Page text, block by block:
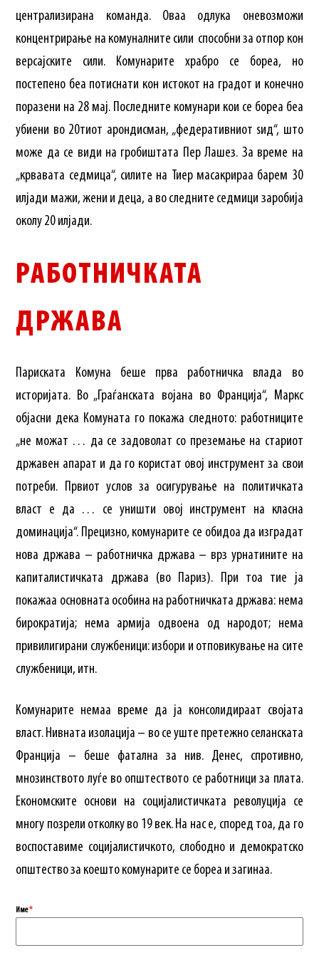
централизирана команда. Оваа одлука оневозможи
концентрирање на комуналните сили способни за отпор кон
версајските сили. Комунарите храбро се бореа, но
постепено беа потиснати кон истокот на градот и конечно
поразени на 28 мај. Последните комунари кои се бореа беа
убиени во 20тиот арондисман, „федеративниот ѕид“, што
може да се види на гробиштата Пер Лашез. За време на
„крвавата седмица“, силите на Тиер масакрираа барем 30
илјади мажи, жени и деца, а во следните седмици заробија
околу 20 илјади.
РАБОТНИЧКАТА
ДРЖАВА
Париската Комуна беше прва работничка влада во
историјата. Во „Граѓанската војана во Франција“, Маркс
објасни дека Комуната го покажа следното: работниците
„не можат … да се задоволат со преземање на стариот
државен апарат и да го користат овој инструмент за свои
потреби. Првиот услов за осигурување на политичката
власт е да … се уништи овој инструмент на класна
доминација“. Прецизно, комунарите се обидоа да изградат
нова држава – работничка држава – врз урнатините на
капиталистичката држава (во Париз). При тоа тие ја
покажаа основната особина на работничката држава: нема
бирократија; нема армија одвоена од народот; нема
привилигирани службеници: избори и отповикување на сите
службеници, итн.
Комунарите немаа време да ја консолидираат својата
власт. Нивната изолација – во се уште претежно селанската
Франција – беше фатална за нив. Денес, спротивно,
мнозинството луѓе во општеството се работници за плата.
Економските основи на социјалистичката револуција се
многу позрели отколку во 19 век. На нас е, според тоа, да го
воспоставиме социјалистичкото, слободно и демократско
општество за коешто комунарите се бореа и загинаа.
Име*